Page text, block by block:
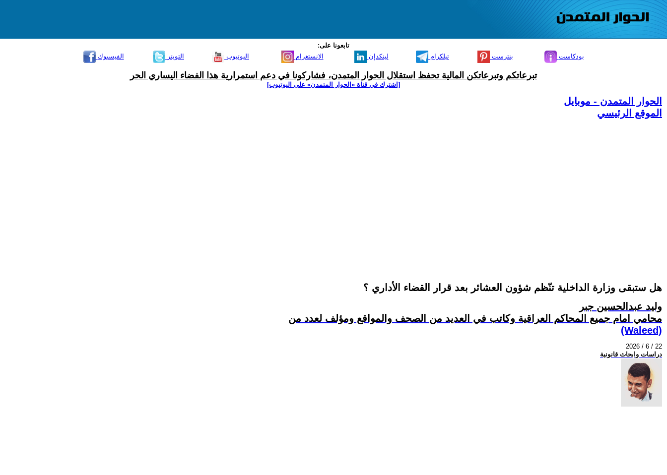
تابعونا على:
الفيسبوك
التويتر اليوتيوب الانستغرام لينكدإن تيلكرام بنترست بودكاست
تبرعاتكم وتبرعاتكن المالية تحفظ استقلال الحوار المتمدن، فشاركونا في دعم استمرارية هذا الفضاء اليساري الحر
[اشترك في قناة ‫«الحوار المتمدن» على اليوتيوب]
الحوار المتمدن - موبايل
الموقع الرئيسي
هل ستبقى وزارة الداخلية تنّظم شؤون العشائر بعد قرار القضاء الأداري ؟
وليد عبدالحسين جبر
محامي امام جميع المحاكم العراقية وكاتب في العديد من الصحف والمواقع ومؤلف لعدد من
(Waleed)
2026 / 6 / 22
دراسات وابحاث قانونية